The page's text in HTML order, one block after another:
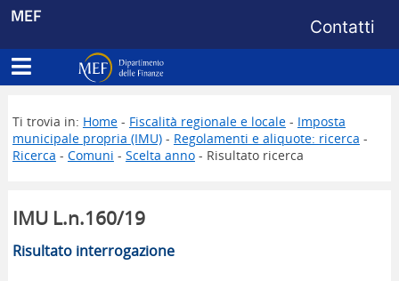
MEF Menu di
Contatti
Apri menu principale
Dipartimento delle Finanze
Ti trovia in: Home- Fiscalità regionale e locale- Imposta
municipale propria (IMU)- Regolamenti e aliquote: ricerca -
Ricerca - Comuni - Scelta anno- Risultato ricerca
IMU L.n.160/19
Risultato interrogazione